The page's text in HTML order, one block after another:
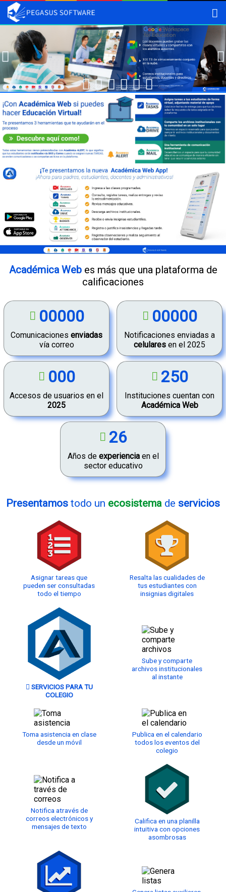
Académica Webes más que una plataforma de
calificaciones
00000
Comunicaciones enviadas
vía correo
00000
Notificaciones enviadas a
celulares en el 2025
000
Accesos de usuarios en el
2025
250
Instituciones cuentan con
Académica Web
26
Años de experienciaen el
sector educativo
Presentamos todo un ecosistema de servicios
Asignar tareas que
pueden ser consultadas
todo el tiempo
Resalta las cualidades de
tus estudiantes con
insignias digitales
SERVICIOS PARA TU
COLEGIO
Sube y comparte
archivos institucionales
al instante
Toma asistencia en clase
desde un móvil
Publica en el calendario
todos los eventos del
colegio
Notifica através de
correos electrónicos y
mensajes de texto
Califica en una planilla
intuitiva con opciones
asombrosas